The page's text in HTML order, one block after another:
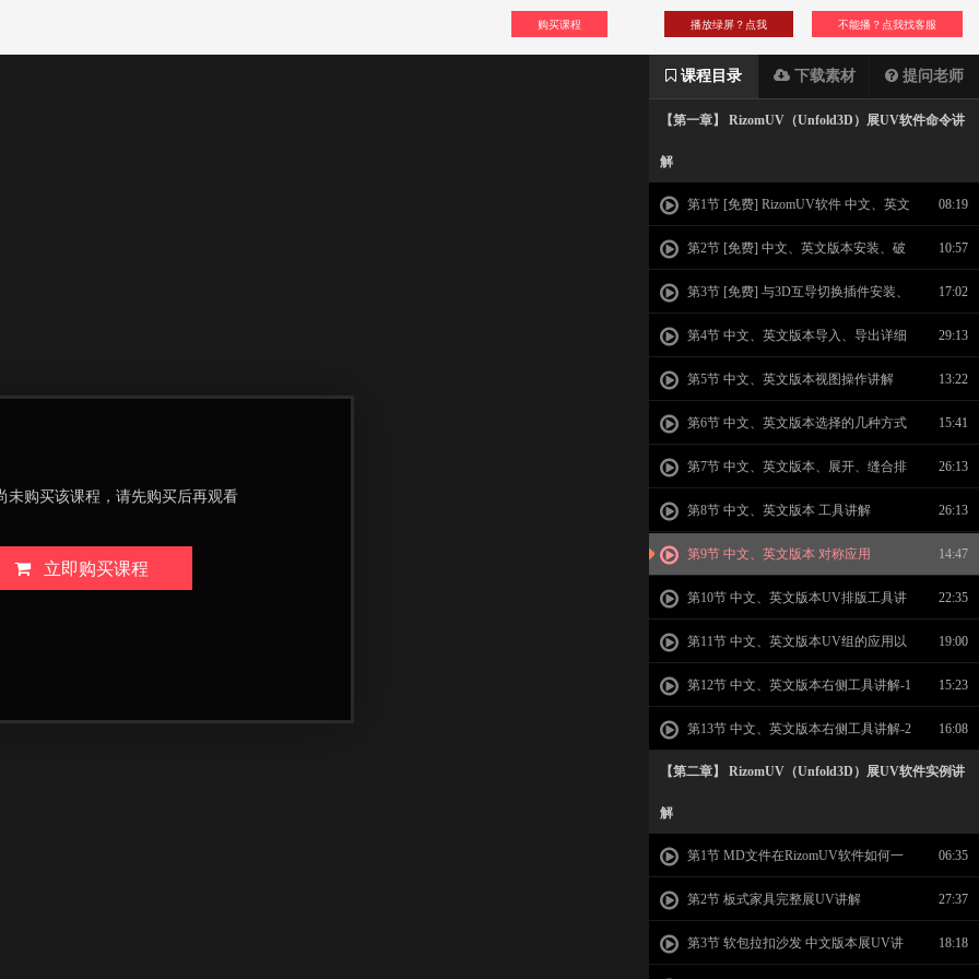
购买课程 不能播？点我找客服
播放绿屏？点我
课程目录 下载素材 提问老师
【第一章】 RizomUV（Unfold3D）展UV软件命令讲
解
第1节 [免费] RizomUV软件 中文、英文
版本课程介绍
08:19
第2节 [免费] 中文、英文版本安装、破
解与汉化
10:57
第3节 [免费] 与3D互导切换插件安装、
卸载及应用
17:02
第4节 中文、英文版本导入、导出详细
讲解
29:13
第5节 中文、英文版本视图操作讲解 13:22
第6节 中文、英文版本选择的几种方式 15:41
第7节 中文、英文版本、展开、缝合排
版工具讲解
26:13
第8节 中文、英文版本 工具讲解 26:13
第9节 中文、英文版本 对称应用 14:47
第10节 中文、英文版本UV排版工具讲
解
22:35
第11节 中文、英文版本UV组的应用以
及贴图大小的调整
19:00
第12节 中文、英文版本右侧工具讲解-1 15:23
第13节 中文、英文版本右侧工具讲解-2 16:08
【第二章】 RizomUV（Unfold3D）展UV软件实例讲
解
第1节 MD文件在RizomUV软件如何一
件展UV
06:35
第2节 板式家具完整展UV讲解 27:37
第3节 软包拉扣沙发 中文版本展UV讲 18:18
未购买该课程，请先购买后再观看
立即购买课程